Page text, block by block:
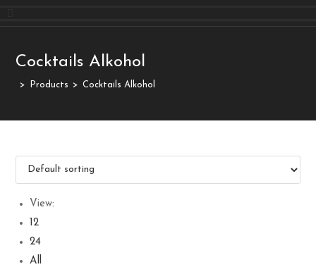
Cocktails Alkohol
> Products > Cocktails Alkohol
View:
12
24
All